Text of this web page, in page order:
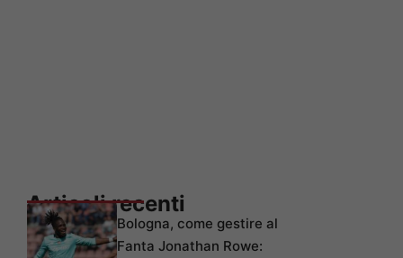
Articoli recenti
Bologna, come gestire al
Fanta Jonathan Rowe: